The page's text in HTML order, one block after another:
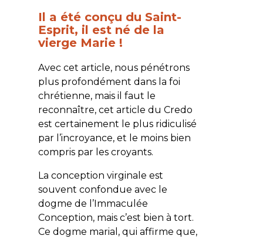
Il a été conçu du Saint-
Esprit, il est né de la
vierge Marie !
Avec cet article, nous pénétrons
plus profondément dans la foi
chrétienne, mais il faut le
reconnaître, cet article du Credo
est certainement le plus ridiculisé
par l’incroyance, et le moins bien
compris par les croyants.
La conception virginale est
souvent confondue avec le
dogme de l’Immaculée
Conception, mais c’est bien à tort.
Ce dogme marial, qui affirme que,